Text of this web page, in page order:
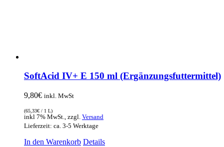
SoftAcid IV+ E 150 ml (Ergänzungsfuttermittel)
9,80€ inkl. MwSt
(65,33€ / 1 L)
inkl 7% MwSt., zzgl. Versand
Lieferzeit: ca. 3-5 Werktage
In den Warenkorb Details